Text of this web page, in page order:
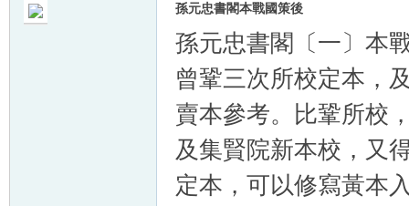
孫元忠書閣本戰國策後
孫元忠書閣〔一〕
曾鞏三次所校定本，
賣本參考。比鞏所校
及集賢院新本校，又
定本，可以修寫黃本